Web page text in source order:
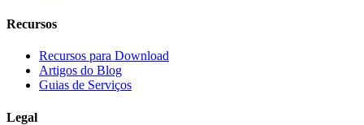
Recursos
Recursos para Download
Artigos do Blog
Guias de Serviços
Legal